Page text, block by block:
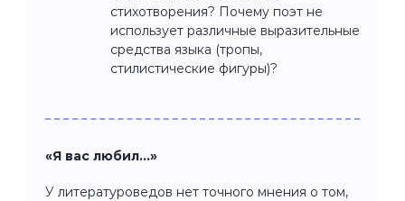
стихотворения? Почему поэт не
использует различные выразительные
средства языка (тропы,
стилистические фигуры)?
«Я вас любил…»
У литературоведов нет точного мнения о том,